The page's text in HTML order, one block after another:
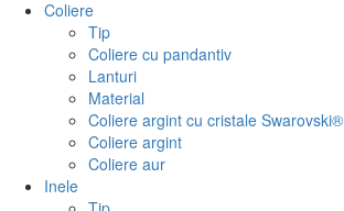
Coliere
Tip
Coliere cu pandantiv
Lanturi
Material
Coliere argint cu cristale Swarovski®
Coliere argint
Coliere aur
Inele